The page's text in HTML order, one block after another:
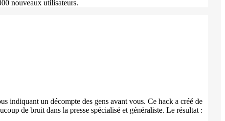
nouveaux utilisateurs.
indiquant un décompte des gens avant vous. Ce hack a créé de
de bruit dans la presse spécialisé et généraliste. Le résultat :